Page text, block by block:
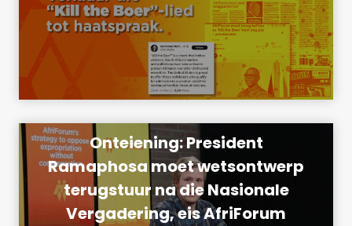
Onteiening: President
Ramaphosa moet wetsontwerp
terugstuur na die Nasionale
Vergadering, eis AfriForum